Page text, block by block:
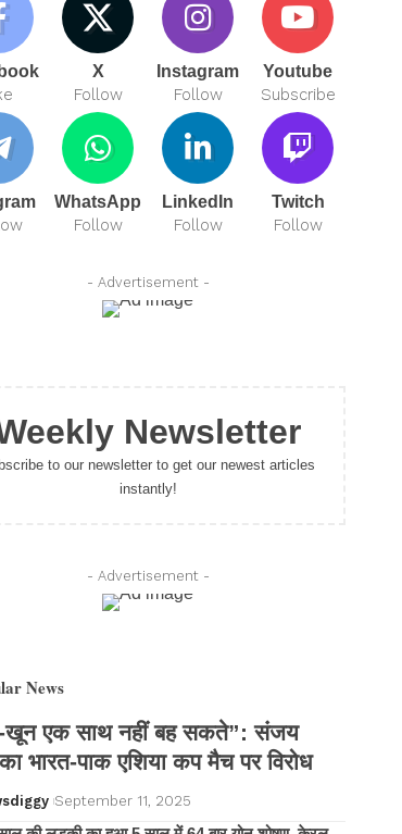
X
Follow
Instagram
Follow
Youtube
Subscribe
WhatsApp
Follow
LinkedIn
Follow
Twitch
Follow
- Advertisement -
Newsletter
to our newsletter to get our newest articles
instantly!
- Advertisement -
News
खून एक साथ नहीं बह सकते”: संजय
भारत-पाक एशिया कप मैच पर विरोध
September 11, 2025